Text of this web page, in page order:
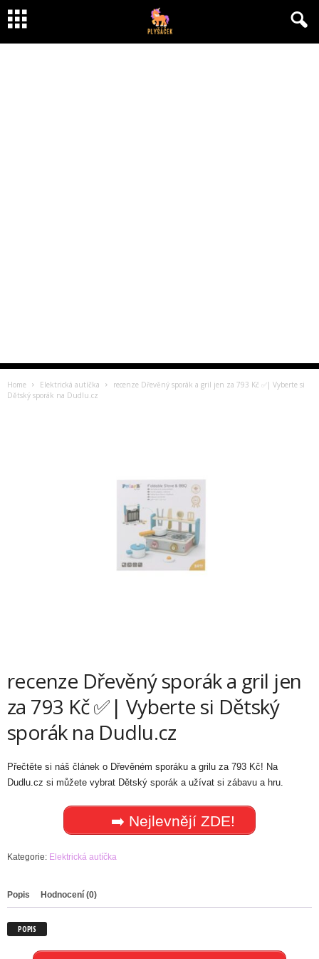
Home Elektrická autíčka
recenze Dřevěný sporák a gril jen za 793 Kč ✅| Vyberte si
Dětský sporák na Dudlu.cz
recenze Dřevěný sporák a gril jen
za 793 Kč ✅| Vyberte si Dětský
sporák na Dudlu.cz
Přečtěte si náš článek o Dřevěném sporáku a grilu za 793 Kč! Na
Dudlu.cz si můžete vybrat Dětský sporák a užívat si zábavu a hru.
➡️ Nejlevnějí ZDE!
Kategorie: Elektrická autíčka
Popis Hodnocení (0)
POPIS